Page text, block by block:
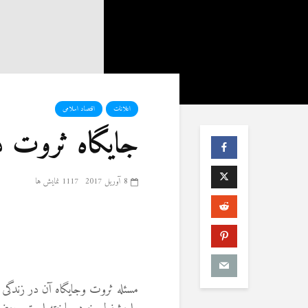
اعلانات اقتصاد اسلامی
جایگاه
8 آوریل 2017 1117 نمایش ها
مسئله ثروت وجایگاه آن در